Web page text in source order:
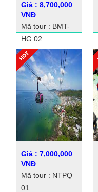
Giá : 8,700,000
VNĐ
Mã tour : BMT-
HG 02
Thời gian : 5
ngày 4 đêm
Giá : 7,000,000
VNĐ
Mã tour : NTPQ
01